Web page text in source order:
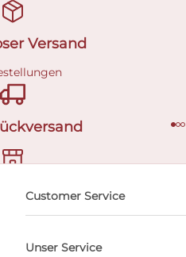
Versand
buchen
Customer Service
Unser Service